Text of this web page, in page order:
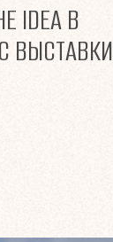
IDEA В
ВЫСТАВКИ